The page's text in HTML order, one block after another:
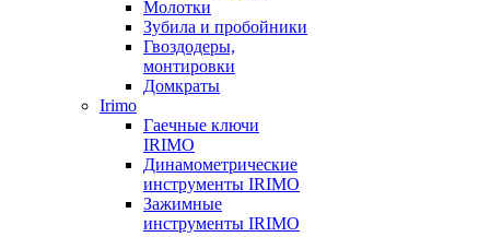
Молотки
Зубила и пробойники
Гвоздодеры,
монтировки
Домкраты
Irimo
Гаечные ключи
IRIMO
Динамометрические
инструменты IRIMO
Зажимные
инструменты IRIMO